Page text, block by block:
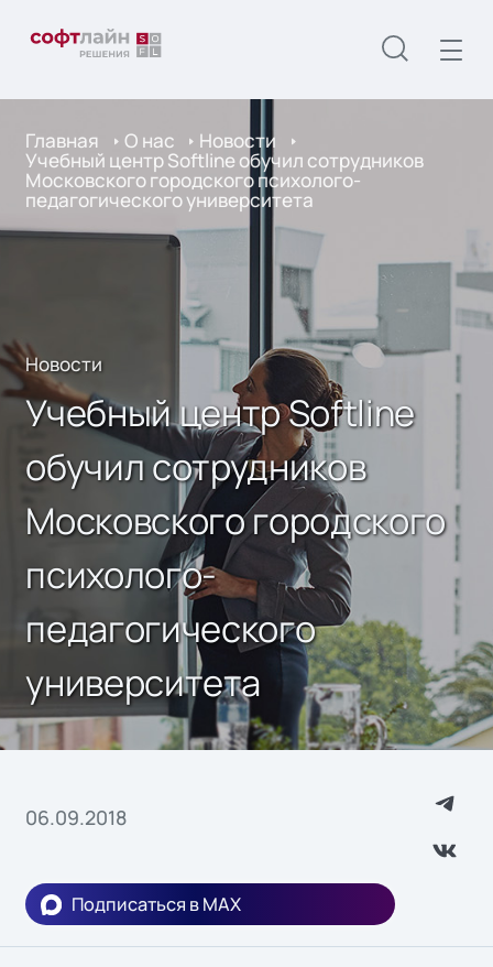
Главная О нас Новости
Учебный центр Softline обучил сотрудников
Московского городского психолого-
педагогического университета
Новости
Учебный центр Softline
обучил сотрудников
Московского городского
психолого-
педагогического
университета
06.09.2018
Подписаться в MAX